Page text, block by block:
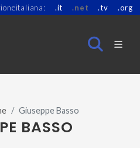
.it .net .tv .org
Giuseppe Basso
BASSO